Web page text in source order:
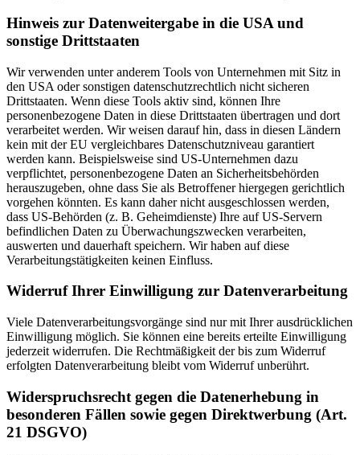
Hinweis zur Datenweitergabe in die USA und
sonstige Drittstaaten
Wir verwenden unter anderem Tools von Unternehmen mit Sitz in
den USA oder sonstigen datenschutzrechtlich nicht sicheren
Drittstaaten. Wenn diese Tools aktiv sind, können Ihre
personenbezogene Daten in diese Drittstaaten übertragen und dort
verarbeitet werden. Wir weisen darauf hin, dass in diesen Ländern
kein mit der EU vergleichbares Datenschutzniveau garantiert
werden kann. Beispielsweise sind US-Unternehmen dazu
verpflichtet, personenbezogene Daten an Sicherheitsbehörden
herauszugeben, ohne dass Sie als Betroffener hiergegen gerichtlich
vorgehen könnten. Es kann daher nicht ausgeschlossen werden,
dass US-Behörden (z. B. Geheimdienste) Ihre auf US-Servern
befindlichen Daten zu Überwachungszwecken verarbeiten,
auswerten und dauerhaft speichern. Wir haben auf diese
Verarbeitungstätigkeiten keinen Einfluss.
Widerruf Ihrer Einwilligung zur Datenverarbeitung
Viele Datenverarbeitungsvorgänge sind nur mit Ihrer ausdrücklichen
Einwilligung möglich. Sie können eine bereits erteilte Einwilligung
jederzeit widerrufen. Die Rechtmäßigkeit der bis zum Widerruf
erfolgten Datenverarbeitung bleibt vom Widerruf unberührt.
Widerspruchsrecht gegen die Datenerhebung in
besonderen Fällen sowie gegen Direktwerbung (Art.
21 DSGVO)